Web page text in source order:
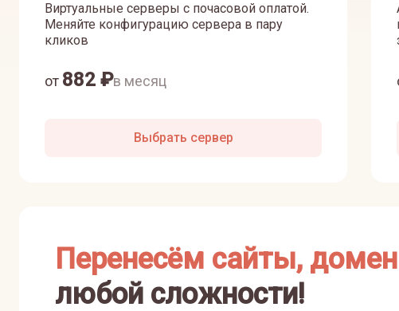
Виртуальные серверы с почасовой оплатой.
Меняйте конфигурацию сервера в пару
кликов
от 882 ₽в месяц
Выбрать сервер
Перенесём сайты,
любой сложности!